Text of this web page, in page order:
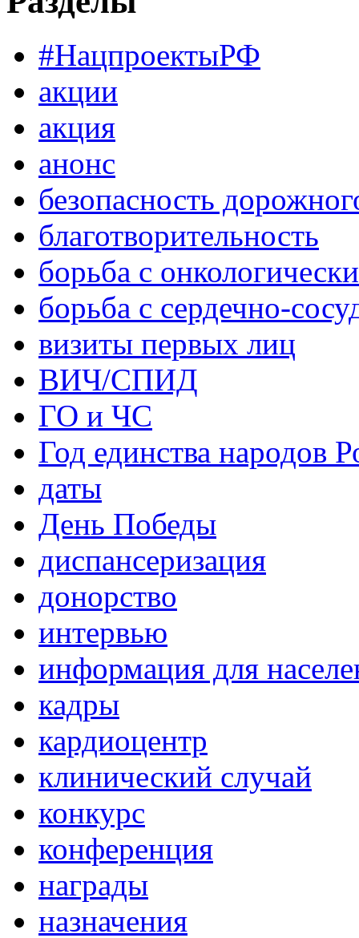
#НацпроектыРФ
акции
акция
анонс
безопасность
благотворительность
борьба с
борьба с сердечно-
визиты первых лиц
ВИЧ/СПИД
ГО и ЧС
Год единства народов
даты
День Победы
диспансеризация
донорство
интервью
информация для
кадры
кардиоцентр
клинический случай
конкурс
конференция
награды
назначения